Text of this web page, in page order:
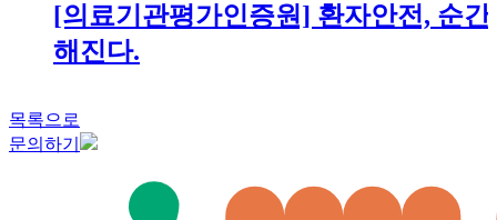
[의료기관평가인증원] 환자안전, 순간
해진다.
목록으로
문의하기